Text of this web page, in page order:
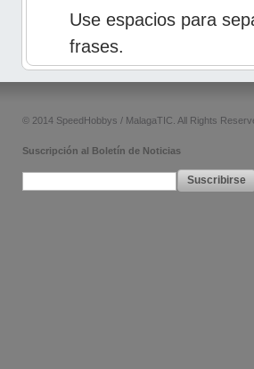
Use espacios para
frases.
© 2014 SpeedHobbys / MalagaTIC. All Rights
Suscripción al Boletín de Noticias
Suscribirse